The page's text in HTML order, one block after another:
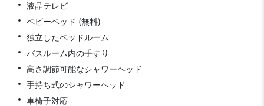
液晶テレビ
ベビーベッド (無料)
独立したベッドルーム
バスルーム内の手すり
高さ調節可能なシャワーヘッド
手持ち式のシャワーヘッド
車椅子対応